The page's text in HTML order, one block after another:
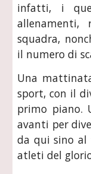
infatti, i
allenamenti,
squadra,
il numero di
Una
sport, con il
primo piano.
avanti per
da qui sino
atleti del